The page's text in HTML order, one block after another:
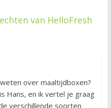
van HelloFresh
over maaltijdboxen?
Hans, en ik vertel je graag
verschillende soorten